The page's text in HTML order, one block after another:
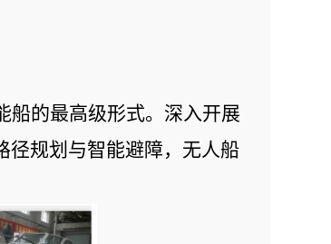
船的最高级形式。深入开展
径规划与智能避障，无人船